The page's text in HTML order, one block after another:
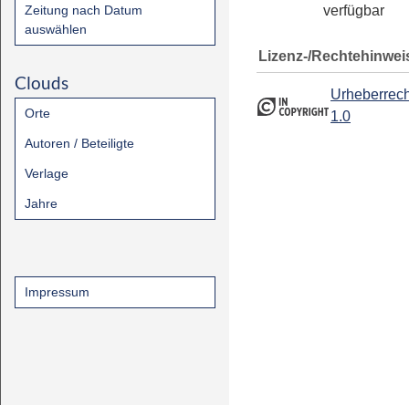
Zeitung nach Datum
auswählen
Clouds
Orte
Autoren / Beteiligte
Verlage
Jahre
Impressum
verfügbar
Lizenz-/
1.0